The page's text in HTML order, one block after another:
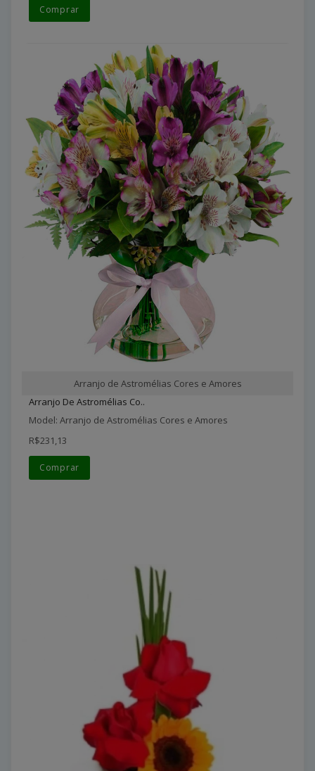
Comprar
Arranjo de Astromélias Cores e Amores
Arranjo De Astromélias Co..
Model: Arranjo de Astromélias Cores e Amores
R$231,13
Comprar